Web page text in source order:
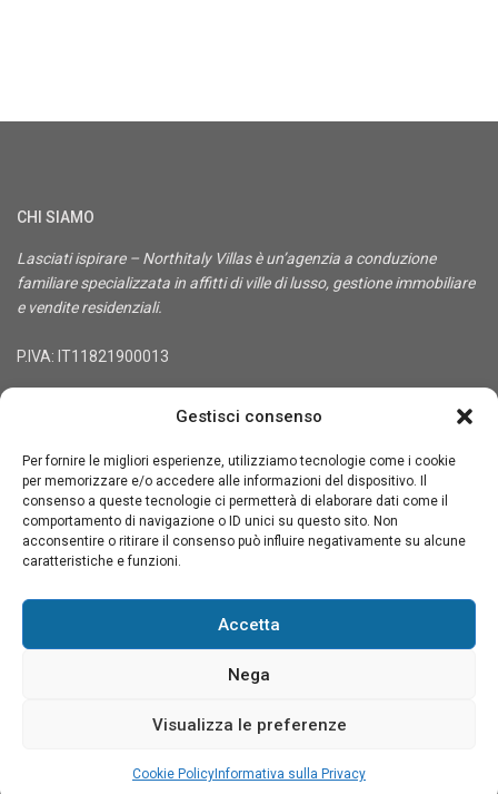
Gestisci consenso
Per fornire le migliori esperienze, utilizziamo tecnologie come i cookie
per memorizzare e/o accedere alle informazioni del dispositivo. Il
consenso a queste tecnologie ci permetterà di elaborare dati come il
comportamento di navigazione o ID unici su questo sito. Non
acconsentire o ritirare il consenso può influire negativamente su alcune
caratteristiche e funzioni.
Accetta
Nega
Visualizza le preferenze
Cookie Policy Informativa sulla Privacy
CHI SIAMO
Lasciati ispirare – Northitaly Villas è un’agenzia a conduzione
familiare specializzata in affitti di ville di lusso, gestione immobiliare
e vendite residenziali.
P.IVA: IT11821900013
Tel. +39-3333848900
info@northitaly.villas
Social Links:
4,6★★★★★
★★★★★Leggi le nostre recensioni su Google